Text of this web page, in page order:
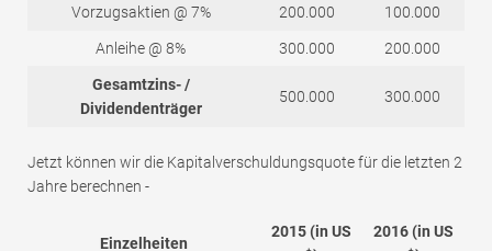
Vorzugsaktien @ 7% 200.000 100.000
Anleihe @ 8% 300.000 200.000
Gesamtzins- /
Dividendenträger
500.000 300.000
Jetzt können wir die Kapitalverschuldungsquote für die letzten 2
Jahre berechnen -
Einzelheiten
2015 (in US
2016 (in US